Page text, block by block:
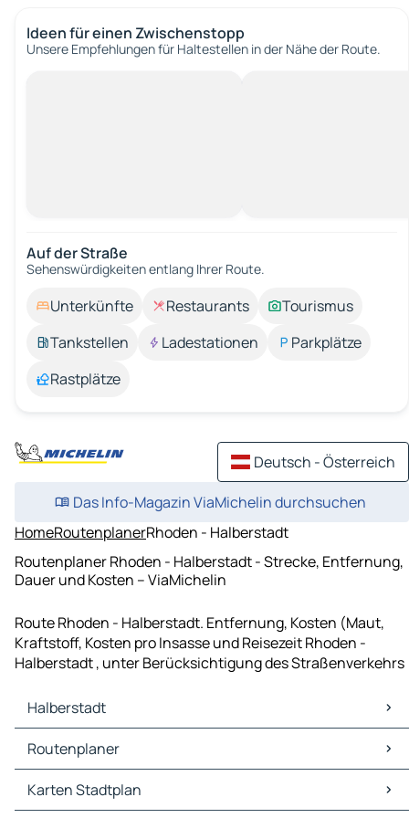
Ideen für einen Zwischenstopp
Unsere Empfehlungen für Haltestellen in der Nähe der Route.
Auf der Straße
Sehenswürdigkeiten entlang Ihrer Route.
Unterkünfte Restaurants
Tourismus
Tankstellen
Ladestationen
Parkplätze
Rastplätze
Deutsch - Österreich
Das Info-Magazin ViaMichelin durchsuchen
HomeRoutenplanerRhoden - Halberstadt
Routenplaner Rhoden - Halberstadt - Strecke, Entfernung,
Dauer und Kosten – ViaMichelin
Route Rhoden - Halberstadt. Entfernung, Kosten (Maut,
Kraftstoff, Kosten pro Insasse und Reisezeit Rhoden -
Halberstadt , unter Berücksichtigung des Straßenverkehrs
Halberstadt
Halberstadt Karten Stadtplan
Halberstadt Verkehr
Halberstadt Hotels
Halberstadt Restaurants
Routenplaner
Routenplaner Halberstadt - Helmstedt
Routenplaner Halberstadt - Blankenburg (Harz)
Karten Stadtplan